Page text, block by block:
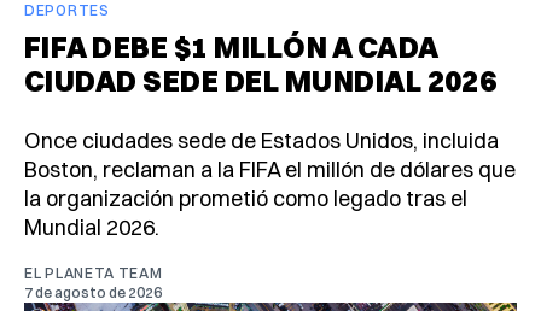
DEPORTES
FIFA DEBE $1 MILLÓN A CADA
CIUDAD SEDE DEL MUNDIAL 2026
Once ciudades sede de Estados Unidos, incluida
Boston, reclaman a la FIFA el millón de dólares que
la organización prometió como legado tras el
Mundial 2026.
EL PLANETA TEAM
7 de agosto de 2026